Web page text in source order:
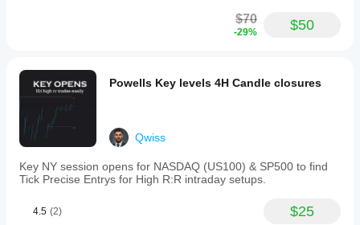
$70
-29% $50
Powells Key levels 4H Candle closures
Qwiss
Key NY session opens for NASDAQ (US100) & SP500 to find
Tick Precise Entrys for High R:R intraday setups.
4.5 (2) $25